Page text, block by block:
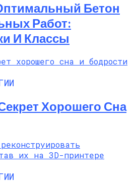
Бетон
Работ:
И Классы
Хорошего Сна